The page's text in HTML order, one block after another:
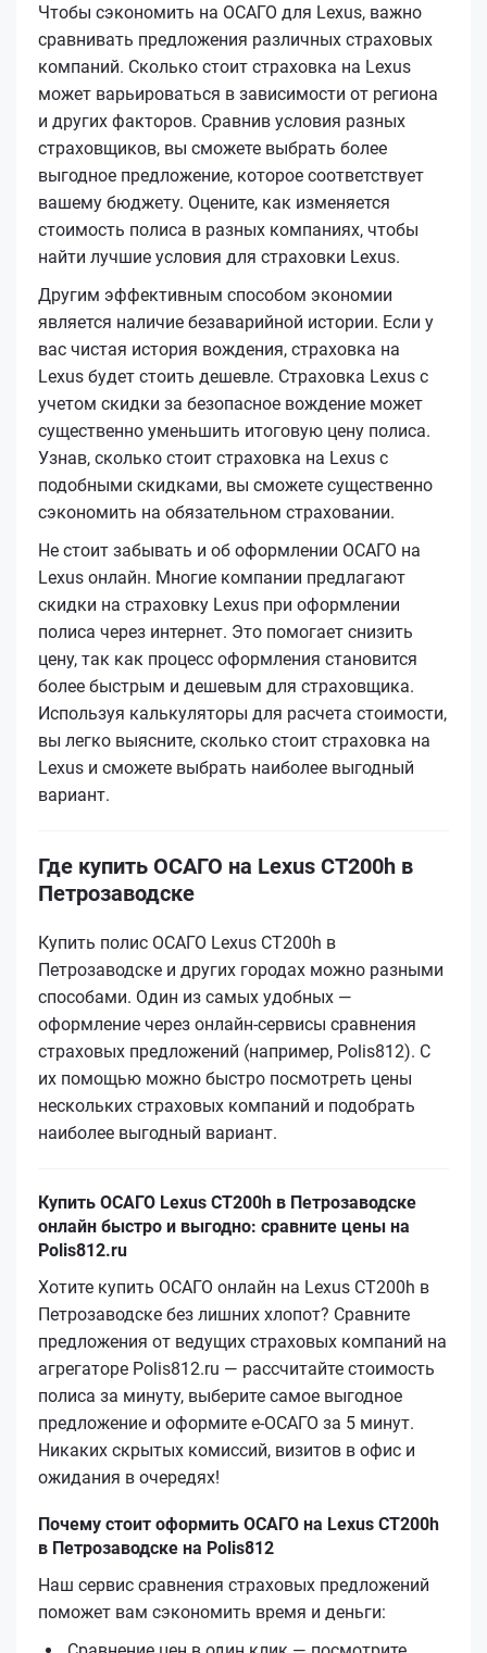
Чтобы сэкономить на ОСАГО для Lexus, важно
сравнивать предложения различных страховых
компаний. Сколько стоит страховка на Lexus
может варьироваться в зависимости от региона
и других факторов. Сравнив условия разных
страховщиков, вы сможете выбрать более
выгодное предложение, которое соответствует
вашему бюджету. Оцените, как изменяется
стоимость полиса в разных компаниях, чтобы
найти лучшие условия для страховки Lexus.
Другим эффективным способом экономии
является наличие безаварийной истории. Если у
вас чистая история вождения, страховка на
Lexus будет стоить дешевле. Страховка Lexus с
учетом скидки за безопасное вождение может
существенно уменьшить итоговую цену полиса.
Узнав, сколько стоит страховка на Lexus с
подобными скидками, вы сможете существенно
сэкономить на обязательном страховании.
Не стоит забывать и об оформлении ОСАГО на
Lexus онлайн. Многие компании предлагают
скидки на страховку Lexus при оформлении
полиса через интернет. Это помогает снизить
цену, так как процесс оформления становится
более быстрым и дешевым для страховщика.
Используя калькуляторы для расчета стоимости,
вы легко выясните, сколько стоит страховка на
Lexus и сможете выбрать наиболее выгодный
вариант.
Где купить ОСАГО на Lexus CT200h в
Петрозаводске
Купить полис ОСАГО Lexus CT200h в
Петрозаводске и других городах можно разными
способами. Один из самых удобных —
оформление через онлайн-сервисы сравнения
страховых предложений (например, Polis812). С
их помощью можно быстро посмотреть цены
нескольких страховых компаний и подобрать
наиболее выгодный вариант.
Купить ОСАГО Lexus CT200h в Петрозаводске
онлайн быстро и выгодно: сравните цены на
Polis812.ru
Хотите купить ОСАГО онлайн на Lexus CT200h в
Петрозаводске без лишних хлопот? Сравните
предложения от ведущих страховых компаний на
агрегаторе Polis812.ru — рассчитайте стоимость
полиса за минуту, выберите самое выгодное
предложение и оформите е‑ОСАГО за 5 минут.
Никаких скрытых комиссий, визитов в офис и
ожидания в очередях!
Почему стоит оформить ОСАГО на Lexus CT200h
в Петрозаводске на Polis812
Наш сервис сравнения страховых предложений
поможет вам сэкономить время и деньги: